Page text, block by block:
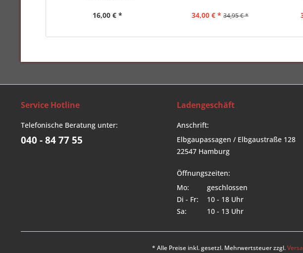
16,00 € * 34,00 € * 34,95 € *
Service Hotline
Telefonische Beratung unter:
040 - 84 77 55
Ladengeschäft
Anschrift:
Elbgaupassagen / Elbgaustraße 128
22547 Hamburg
Öffnungszeiten:
Mo:
geschlossen
Di - Fr:
10 - 18 Uhr
Sa:
10 - 13 Uhr
* Alle Preise inkl. gesetzl. Mehrwertsteuer zzgl.